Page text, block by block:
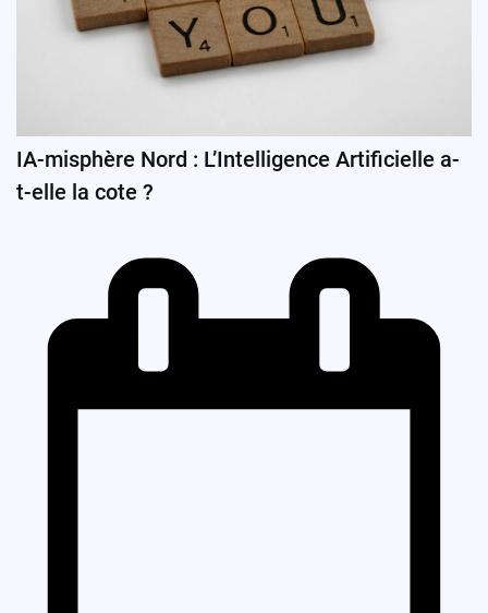
IA-misphère Nord : L’Intelligence Artificielle a-
t-elle la cote ?